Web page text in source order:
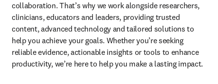
collaboration. That’s why we work alongside researchers,
clinicians, educators and leaders, providing trusted
content, advanced technology and tailored solutions to
help you achieve your goals. Whether you’re seeking
reliable evidence, actionable insights or tools to enhance
productivity, we’re here to help you make a lasting impact.